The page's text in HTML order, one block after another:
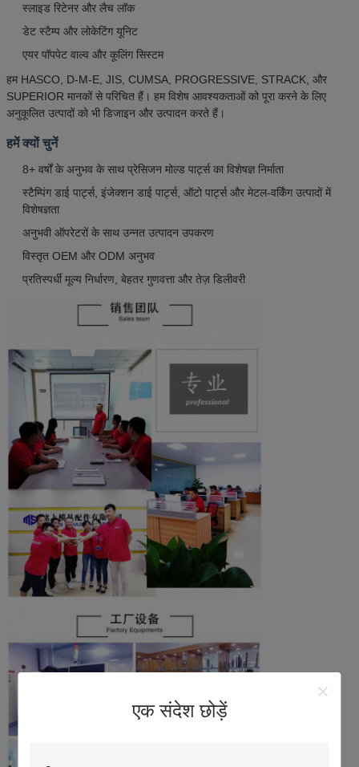
एक संदेश छोड़ें
स्लाइड रिटेनर और लैच लॉक
डेट स्टैम्प और लोकेटिंग यूनिट
एयर पॉपपेट वाल्व और कूलिंग सिस्टम
हम HASCO, D-M-E, JIS, CUMSA, PROGRESSIVE, STRACK, और
SUPERIOR मानकों से परिचित हैं। हम विशेष आवश्यकताओं को पूरा करने के लिए
अनुकूलित उत्पादों को भी डिजाइन और उत्पादन करते हैं।
हमें क्यों चुनें
8+ वर्षों के अनुभव के साथ प्रेसिजन मोल्ड पार्ट्स का विशेषज्ञ निर्माता
स्टैम्पिंग डाई पार्ट्स, इंजेक्शन डाई पार्ट्स, ऑटो पार्ट्स और मेटल-वर्किंग उत्पादों में
विशेषज्ञता
अनुभवी ऑपरेटरों के साथ उन्नत उत्पादन उपकरण
विस्तृत OEM और ODM अनुभव
प्रतिस्पर्धी मूल्य निर्धारण, बेहतर गुणवत्ता और तेज़ डिलीवरी